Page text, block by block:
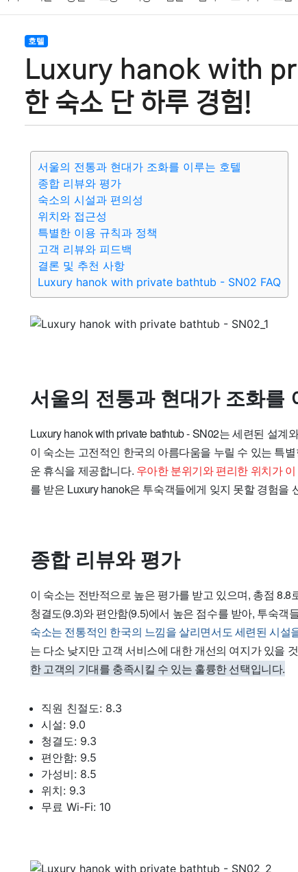
결혼 육아
기술 종교 사회 정치 건강 의료 경제
호텔
Luxury hanok with
한 숙소 단 하루 경험!
서울의 전통과 현대가 조화를 이루는 호텔
종합 리뷰와 평가
숙소의 시설과 편의성
위치와 접근성
특별한 이용 규칙과 정책
고객 리뷰와 피드백
결론 및 추천 사항
Luxury hanok with private bathtub - SN02 FAQ
서울의 전통과 현대가 조화를
Luxury hanok with private bathtub - SN02는 세련된 설
이 숙소는 고전적인 한국의 아름다움을 누릴 수 있는 특
운 휴식을 제공합니다. 우아한 분위기와 편리한 위치가
를 받은 Luxury hanok은 투숙객들에게 잊지 못할 경험을
종합 리뷰와 평가
이 숙소는 전반적으로 높은 평가를 받고 있으며, 총점
청결도(9.3)와 편안함(9.5)에서 높은 점수를 받아, 투숙객
숙소는 전통적인 한국의 느낌을 살리면서도 세련된 시설
는 다소 낮지만 고객 서비스에 대한 개선의 여지가 있을
한 고객의 기대를 충족시킬 수 있는 훌륭한 선택입니다.
직원 친절도: 8.3
시설: 9.0
청결도: 9.3
편안함: 9.5
가성비: 8.5
위치: 9.3
무료 Wi-Fi: 10